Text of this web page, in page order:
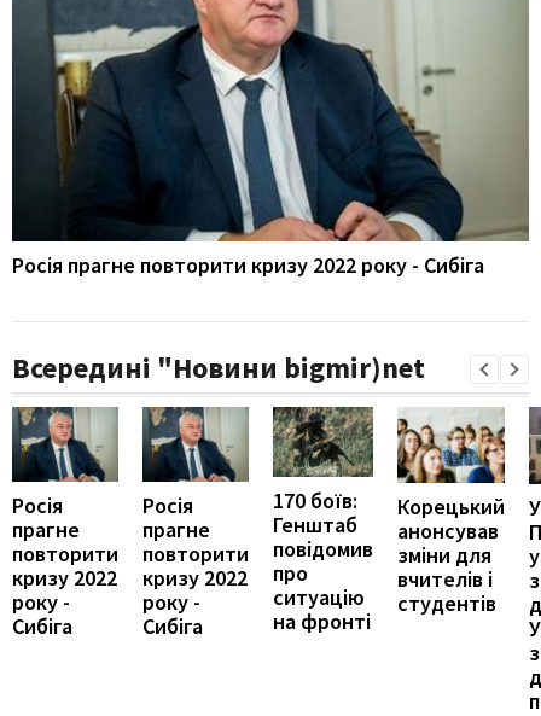
Росія прагне повторити кризу 2022 року - Сибіга
Всередині "Новини bigmir)net
Росія
прагне
повторити
кризу 2022
року -
Сибіга
Росія
прагне
повторити
кризу 2022
року -
Сибіга
170 боїв:
Генштаб
повідомив
про
ситуацію
на фронті
Корецький
анонсував
зміни для
вчителів і
студентів
У